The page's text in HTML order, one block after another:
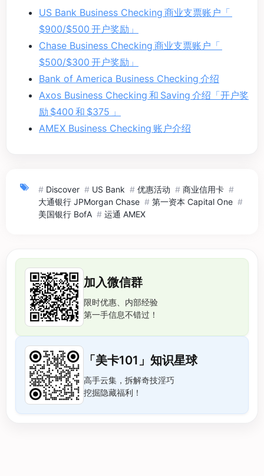
US Bank Business Checking 商业支票账户「
$900/$500 开户奖励」
Chase Business Checking 商业支票账户「
$500/$300 开户奖励」
Bank of America Business Checking 介绍
Axos Business Checking 和 Saving 介绍「开户奖
励 $400 和 $375 」
AMEX Business Checking 账户介绍
# Discover # US Bank # 优惠活动 # 商业信用卡 #
大通银行 JPMorgan Chase # 第一资本 Capital One #
美国银行 BofA # 运通 AMEX
加入微信群
限时优惠、内部经验
第一手信息不错过！
「美卡101」知识星球
高手云集，拆解奇技淫巧
挖掘隐藏福利！